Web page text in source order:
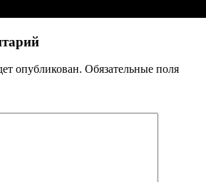
опубликован. Обязательные поля